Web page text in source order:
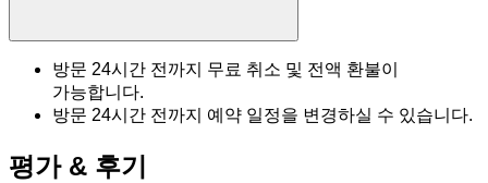
방문 24시간 전까지 무료 취소 및 전액 환불이
가능합니다.
방문 24시간 전까지 예약 일정을 변경하실 수 있습니다.
평가 & 후기